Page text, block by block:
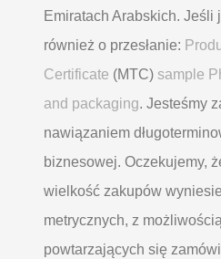
Emiratach Arabskich. Jeśli
również o przesłanie:
Certificate (MTC) sample
and packaging. Jesteśmy
nawiązaniem
biznesowej. Oczekujemy,
wielkość zakupów
metrycznych, z
powtarzających się